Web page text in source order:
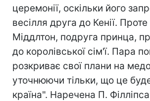
церемонії, оскільки його
весілля друга до Кенії.
Міддлтон, подруга принца,
до королівської сім'ї. Пара
розкриває свої плани на
уточнюючи тільки, що це
країна". Наречена П.